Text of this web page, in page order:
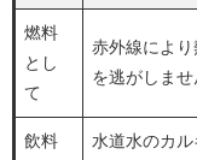
燃料
とし
て
赤外線によ
を逃がしませ
飲料
水道水のカル